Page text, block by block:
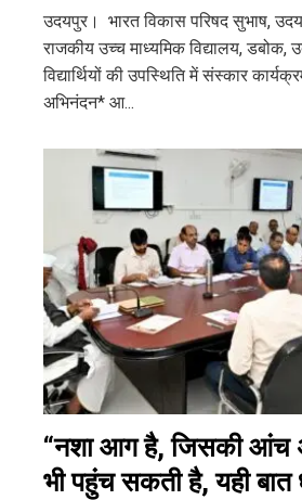
उदयपुर। भारत विकास परिषद सुभाष,
राजकीय उच्च माध्यमिक विद्यालय, डबोक,
विद्यार्थियों की उपस्थिति में संस्कार
अभिनंदन* आ...
“नशा आग है, जिसकी आंच
भी पहुंच सकती है, यही